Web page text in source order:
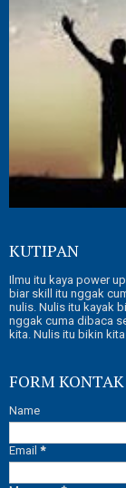
KUTIPAN
Ilmu itu kaya power
biar skill itu nggak
nulis. Nulis itu kayak
nggak cuma dibaca
kita. Nulis itu bikin
FORM KONTAK
Name
Email *